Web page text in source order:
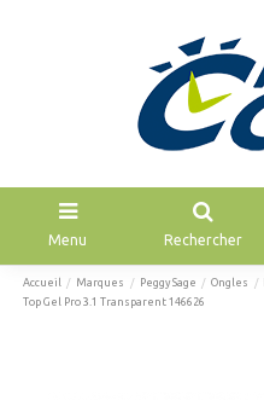
Menu Rechercher
Accueil Marques Peggy Sage Ongles
Top Gel Pro 3.1 Transparent 146626